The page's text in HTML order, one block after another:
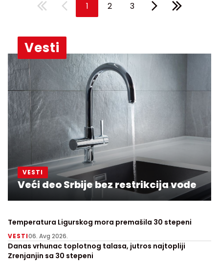
1 2 3
Vesti
VESTI
Veći deo Srbije bez restrikcija vode
Temperatura Ligurskog mora premašila 30 stepeni
VESTI06. Avg 2026.
Danas vrhunac toplotnog talasa, jutros najtopliji
Zrenjanjin sa 30 stepeni